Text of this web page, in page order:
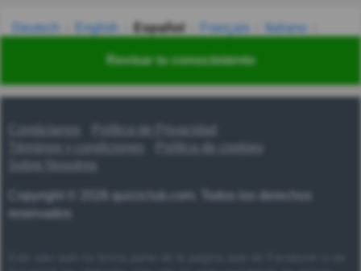
Revisar tu conocimiento
Deutsch English Español Français
Italiano
Українська हिन्दी 한국어 汉语
Contáctanos
Política de Privacidad
Términos y condiciones
Copyright © 2026 quizzclub.com. Todos los derechos
reservados